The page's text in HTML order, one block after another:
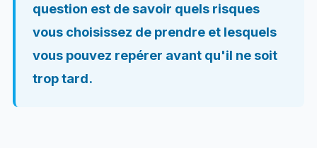
question est de savoir quels risques
vous choisissez de prendre et lesquels
vous pouvez repérer avant qu'il ne soit
trop tard.